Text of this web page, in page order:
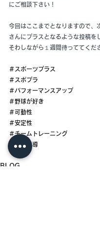
にご相談下さい！
今回はここまでとなりますので、
さんにプラスとなるような投稿を
そわしながら１週間待っててくだ
＃スポーツプラス
＃スポプラ
＃パフォーマンスアップ
＃野球が好き
＃可動性
＃安定性
＃チームトレーニング
＃部活指導
BLOG